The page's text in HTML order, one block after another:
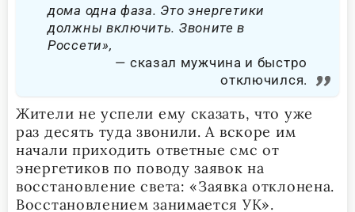
дома одна фаза. Это энергетики
должны включить. Звоните в
Россети»,
сказал мужчина и быстро
отключился.
Жители не успели ему сказать, что уже
раз десять туда звонили. А вскоре им
начали приходить ответные смс от
энергетиков по поводу заявок на
восстановление света: «Заявка отклонена.
Восстановлением занимается УК».